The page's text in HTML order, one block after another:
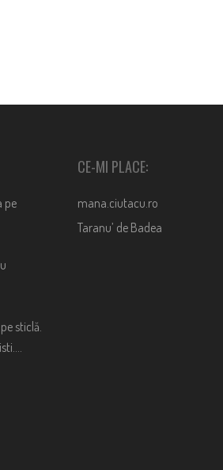
pe
sticlă.
CE-MI PLACE:
mana.ciutacu.ro
Taranu’ de Badea